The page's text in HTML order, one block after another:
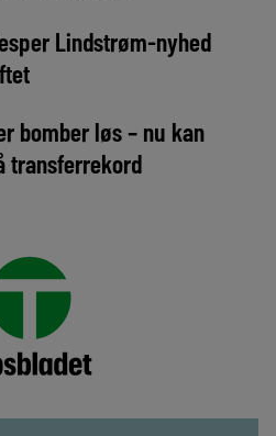
Lindstrøm-nyhed
bomber løs – nu kan
transferrekord